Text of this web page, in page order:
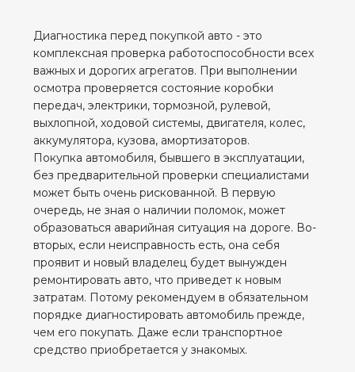
Диагностика перед покупкой авто - это
комплексная проверка работоспособности всех
важных и дорогих агрегатов. При выполнении
осмотра проверяется состояние коробки
передач, электрики, тормозной, рулевой,
выхлопной, ходовой системы, двигателя, колес,
аккумулятора, кузова, амортизаторов.
Покупка автомобиля, бывшего в эксплуатации,
без предварительной проверки специалистами
может быть очень рискованной. В первую
очередь, не зная о наличии поломок, может
образоваться аварийная ситуация на дороге. Во-
вторых, если неисправность есть, она себя
проявит и новый владелец будет вынужден
ремонтировать авто, что приведет к новым
затратам. Потому рекомендуем в обязательном
порядке диагностировать автомобиль прежде,
чем его покупать. Даже если транспортное
средство приобретается у знакомых.